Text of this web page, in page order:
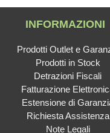
INFORMAZIONI
Prodotti Outlet e
Prodotti in Stock
Detrazioni Fiscali
Fatturazione
Estensione di
Richiesta Assistenza
Note Legali